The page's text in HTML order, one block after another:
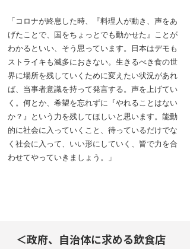
「コロナが終息した時、『料理人が動き、声をあ
げたことで、国をちょっとでも動かせた』ことが
わかるといい、そう思っています。日本はデモも
ストライキも滅多におきない。生きるべき食の世
界に場所を残していくために変えたい状況があれ
ば、当事者意識を持って発言する。声を上げてい
く。何とか、希望を忘れずに『やれることはない
か？』という力を残してほしいと思います。能動
的に社会に入っていくこと、待っているだけでな
く社会に入って、いい形にしていく、皆で力を合
わせてやっていきましょう。」
＜政府、自治体に求める飲食店